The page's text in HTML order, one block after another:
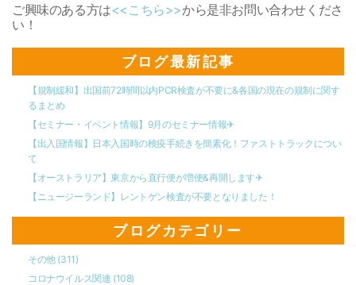
ご興味のある方は<<こちら>>から是非お問い合わせくださ
い！
ブログ最新記事
【規制緩和】出国前72時間以内PCR検査が不要に&各国の現在の規制に関す
るまとめ
【セミナー・イベント情報】9月のセミナー情報✈︎
【出入国情報】日本入国時の検疫手続きを簡素化！ファストトラックについ
て
【オーストラリア】東京から直行便が増便&再開します✈︎
【ニュージーランド】レントゲン検査が不要となりました！
ブログカテゴリー
その他 (311)
コロナウイルス関連 (108)